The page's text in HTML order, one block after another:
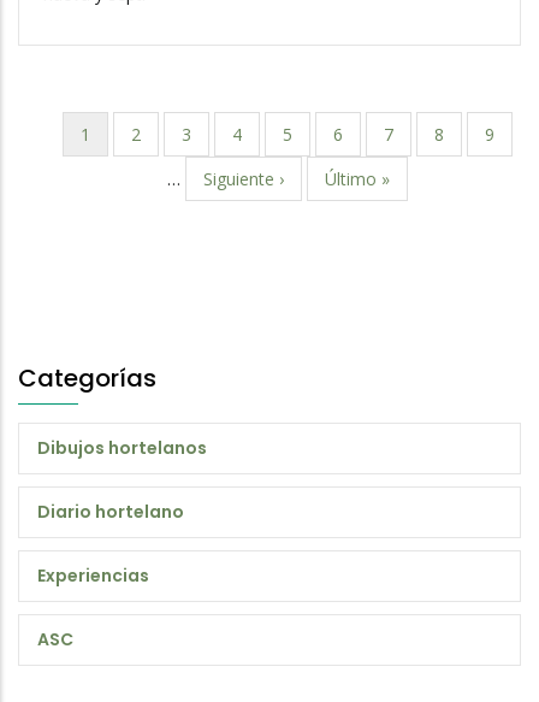
Paginación
Página
actual
1 Page
2 Page
3 Page
4 Page
5 Page
6 Page
7 Page
8 Page
9
…
Siguiente
página
Siguiente ›
Última
página
Último »
Categorías
Dibujos hortelanos
Diario hortelano
Experiencias
ASC